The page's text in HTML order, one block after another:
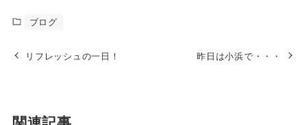
ブログ
リフレッシュの一日！ 昨日は小浜で・・・